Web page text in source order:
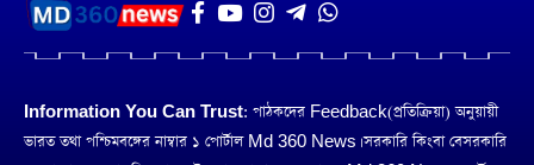
Information You Can Trust: পাঠকদের Feedback(প্রতিক্রিয়া) অনুয়ায়ী
ভারত তথা পশ্চিমবঙ্গের নাম্বার ১ পোর্টাল Md 360 News। সরকারি কিংবা বেসরকারি